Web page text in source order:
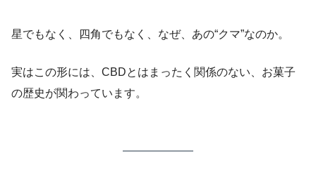
星でもなく、四角でもなく、なぜ、あの“クマ”なのか。
実はこの形には、CBDとはまったく関係のない、お菓子
の歴史が関わっています。